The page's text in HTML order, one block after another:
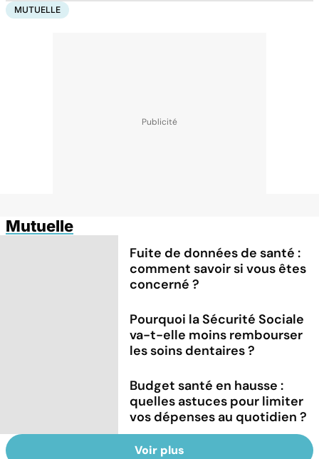
MUTUELLE
Mutuelle
Fuite de données de santé :
comment savoir si vous êtes
concerné ?
Pourquoi la Sécurité Sociale
va-t-elle moins rembourser
les soins dentaires ?
Budget santé en hausse :
quelles astuces pour limiter
vos dépenses au quotidien ?
Voir plus